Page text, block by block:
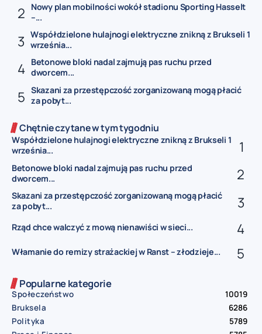
Nowy plan mobilności wokół stadionu Sporting Hasselt
–...
Współdzielone hulajnogi elektryczne znikną z Brukseli 1
września...
Betonowe bloki nadal zajmują pas ruchu przed
dworcem...
Skazani za przestępczość zorganizowaną mogą płacić
za pobyt...
Chętnie czytane w tym tygodniu
Współdzielone hulajnogi elektryczne znikną z Brukseli 1
września...
Betonowe bloki nadal zajmują pas ruchu przed
dworcem...
Skazani za przestępczość zorganizowaną mogą płacić
za pobyt...
Rząd chce walczyć z mową nienawiści w sieci...
Włamanie do remizy strażackiej w Ranst – złodzieje...
Popularne kategorie
Społeczeństwo
10019
Bruksela
6286
Polityka
5789